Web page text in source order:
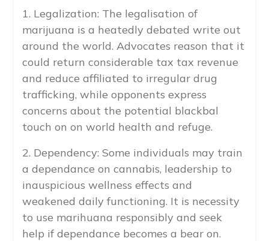
1. Legalization: The legalisation of
marijuana is a heatedly debated write out
around the world. Advocates reason that it
could return considerable tax tax revenue
and reduce affiliated to irregular drug
trafficking, while opponents express
concerns about the potential blackbal
touch on on world health and refuge.
2. Dependency: Some individuals may train
a dependance on cannabis, leadership to
inauspicious wellness effects and
weakened daily functioning. It is necessity
to use marihuana responsibly and seek
help if dependance becomes a bear on.